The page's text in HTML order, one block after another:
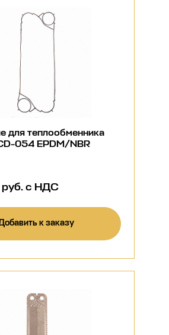
для теплообменника
054 EPDM/NBR
с НДС
к заказу